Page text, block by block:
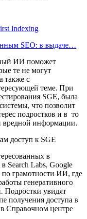
Indexing
SEO: в выдаче…
ИИ поможет
те не могут
также с
теме. При
SGE, была
что позволит
подростков и в то
вредной информации.
в
Search Labs, Google
по грамотности ИИ, где
генеративного
Подростки увидят
получения доступа в
Справочном центре